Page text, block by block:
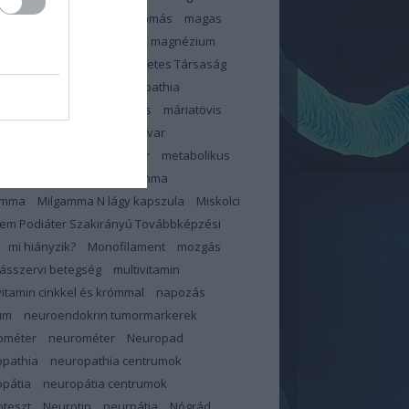
magas vérnyomás
magas
magnézium
Magyar Diabetes Társaság
makulopathia
március
máriatövis
memóriazavar
merevedési zavar
metabolikus
milgamma
Milgamma N lágy kapszula
Miskolci
Podiáter Szakirányú Továbbképzési
mi hiányzik? Monofilament
mozgás
betegség
multivitamin
cinkkel és krómmal
napozás
neuroendokrin tumormarkerek
neurométer
Neuropad
neuropathia centrumok
neuropátia centrumok